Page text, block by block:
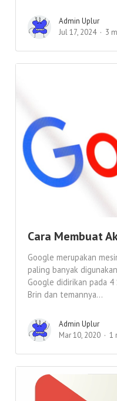
Admin Uplur
Jul 17, 2024
3
Cara Membuat
Google merupakan
paling banyak
Google didirikan pada
Brin dan temannya...
Admin Uplur
Mar 10, 2020
1